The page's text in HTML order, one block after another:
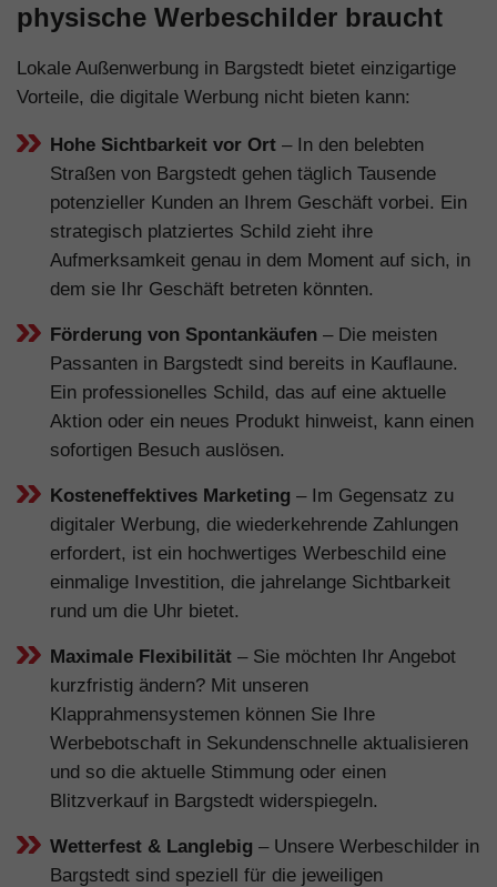
physische Werbeschilder braucht
Lokale Außenwerbung in Bargstedt bietet einzigartige
Vorteile, die digitale Werbung nicht bieten kann:
Hohe Sichtbarkeit vor Ort – In den belebten
Straßen von Bargstedt gehen täglich Tausende
potenzieller Kunden an Ihrem Geschäft vorbei. Ein
strategisch platziertes Schild zieht ihre
Aufmerksamkeit genau in dem Moment auf sich, in
dem sie Ihr Geschäft betreten könnten.
Förderung von Spontankäufen – Die meisten
Passanten in Bargstedt sind bereits in Kauflaune.
Ein professionelles Schild, das auf eine aktuelle
Aktion oder ein neues Produkt hinweist, kann einen
sofortigen Besuch auslösen.
Kosteneffektives Marketing – Im Gegensatz zu
digitaler Werbung, die wiederkehrende Zahlungen
erfordert, ist ein hochwertiges Werbeschild eine
einmalige Investition, die jahrelange Sichtbarkeit
rund um die Uhr bietet.
Maximale Flexibilität – Sie möchten Ihr Angebot
kurzfristig ändern? Mit unseren
Klapprahmensystemen können Sie Ihre
Werbebotschaft in Sekundenschnelle aktualisieren
und so die aktuelle Stimmung oder einen
Blitzverkauf in Bargstedt widerspiegeln.
Wetterfest & Langlebig – Unsere Werbeschilder in
Bargstedt sind speziell für die jeweiligen